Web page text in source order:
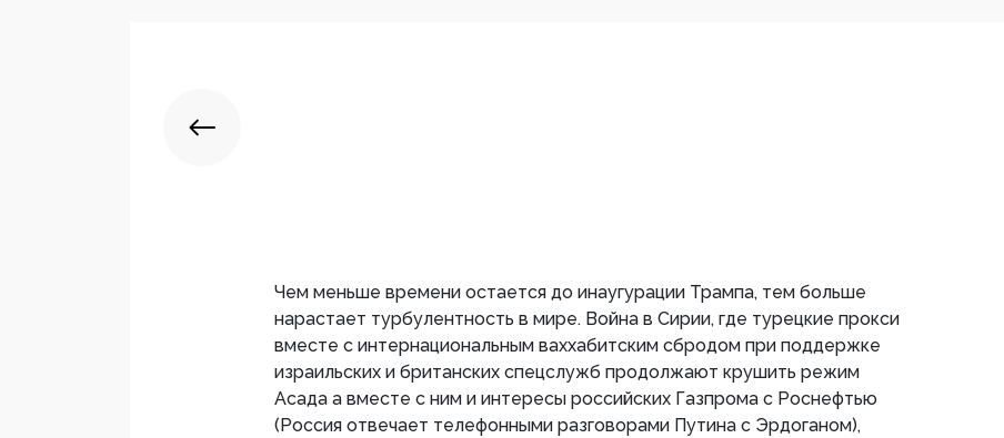
Чем меньше времени остается до инаугурации Трампа, тем больше
нарастает турбулентность в мире. Война в Сирии, где турецкие прокси
вместе с интернациональным ваххабитским сбродом при поддержке
израильских и британских спецслужб продолжают крушить режим
Асада а вместе с ним и интересы российских Газпрома с Роснефтью
(Россия отвечает телефонными разговорами Путина с Эрдоганом),